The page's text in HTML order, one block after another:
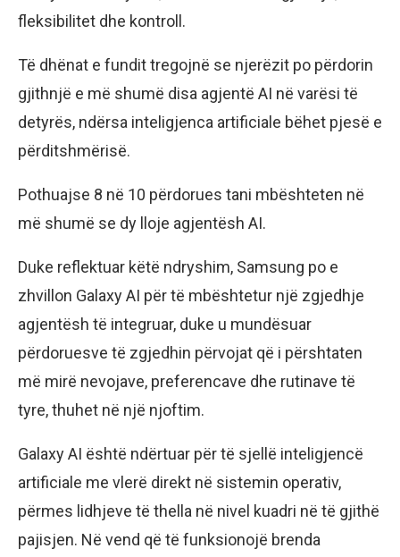
fleksibilitet dhe kontroll.
Të dhënat e fundit tregojnë se njerëzit po përdorin
gjithnjë e më shumë disa agjentë AI në varësi të
detyrës, ndërsa inteligjenca artificiale bëhet pjesë e
përditshmërisë.
Pothuajse 8 në 10 përdorues tani mbështeten në
më shumë se dy lloje agjentësh AI.
Duke reflektuar këtë ndryshim, Samsung po e
zhvillon Galaxy AI për të mbështetur një zgjedhje
agjentësh të integruar, duke u mundësuar
përdoruesve të zgjedhin përvojat që i përshtaten
më mirë nevojave, preferencave dhe rutinave të
tyre, thuhet në një njoftim.
Galaxy AI është ndërtuar për të sjellë inteligjencë
artificiale me vlerë direkt në sistemin operativ,
përmes lidhjeve të thella në nivel kuadri në të gjithë
pajisjen. Në vend që të funksionojë brenda